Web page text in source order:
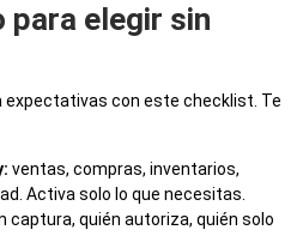
para elegir sin
expectativas con este checklist. Te
ventas, compras, inventarios,
Activa solo lo que necesitas.
captura, quién autoriza, quién solo